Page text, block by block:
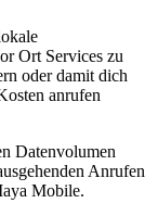
Ort Services zu
oder damit dich
anrufen
Datenvolumen
Anrufen
Mobile.